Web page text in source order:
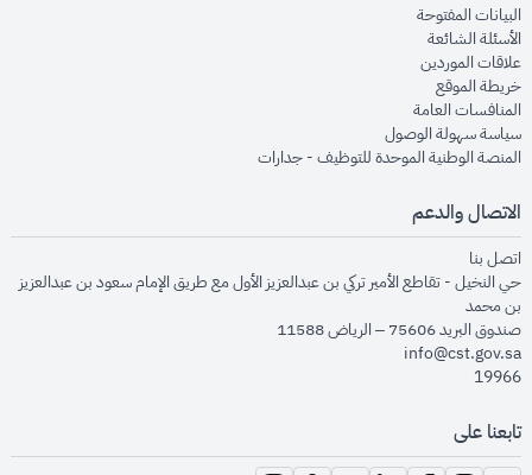
البيانات المفتوحةopens in new window
الأسئلة الشائعةopens in new window
علاقات الموردينopens in new window
خريطة الموقعopens in new window
المنافسات العامةopens in new window
سياسة سهولة الوصولopens in new window
المنصة الوطنية الموحدة للتوظيف - جداراتopens in new window
الاتصال والدعم
اتصل بنا
حي النخيل - تقاطع الأمير تركي بن عبدالعزيز الأول مع طريق الإمام سعود بن عبدالعزيز
بن محمد
صندوق البريد 75606 – الرياض 11588
info@cst.gov.sa
19966
تابعنا على